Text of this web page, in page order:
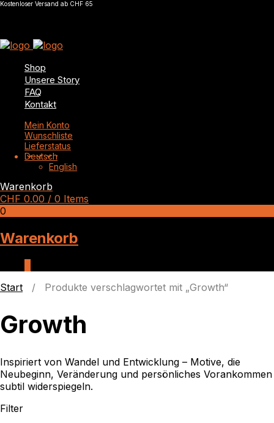
Kostenloser Versand ab CHF 65
Shop
Unsere Story
FAQ
Kontakt
Mein Konto
Wunschliste
Lieferstatus
Deutsch
English
Warenkorb
CHF 0.00 / 0 Items
0
Warenkorb
Start / Produkte verschlagwortet mit „Growth“
Growth
Inspiriert von Wandel und Entwicklung – Motive, die
Neubeginn, Veränderung und persönliches Vorankommen
subtil widerspiegeln.
Filter